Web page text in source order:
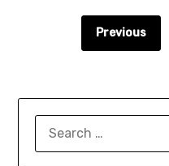
Previous